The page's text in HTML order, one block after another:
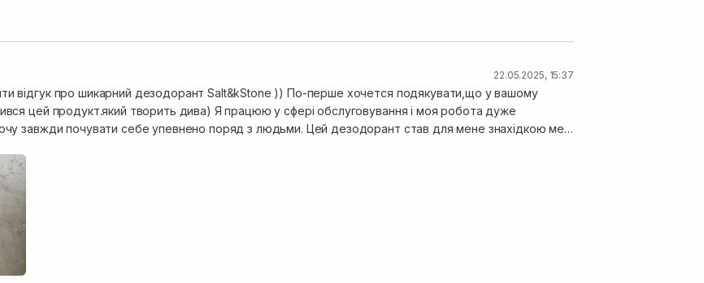
22.05.2025, 15:37
відгук про шикарний дезодорант Salt&kStone )) По-перше хочется подякувати,що у вашому
цей продукт.який творить дива) Я працюю у сфері обслуговування і моя робота дуже
завжди почувати себе упевнено поряд з людьми. Цей дезодорант став для мене знахідкою мені
йде у вигляді стіку,дуже зручне нанесення. моя щира подяка і рекомендація)